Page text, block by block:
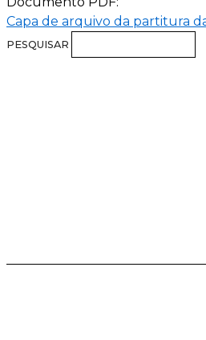
Capa de arquivo da partitura
PESQUISAR